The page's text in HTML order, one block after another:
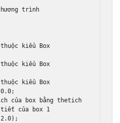
trình
kiểu Box
kiểu Box
kiểu Box
0.0;
của box bằng thetich
của box 1
2.0);